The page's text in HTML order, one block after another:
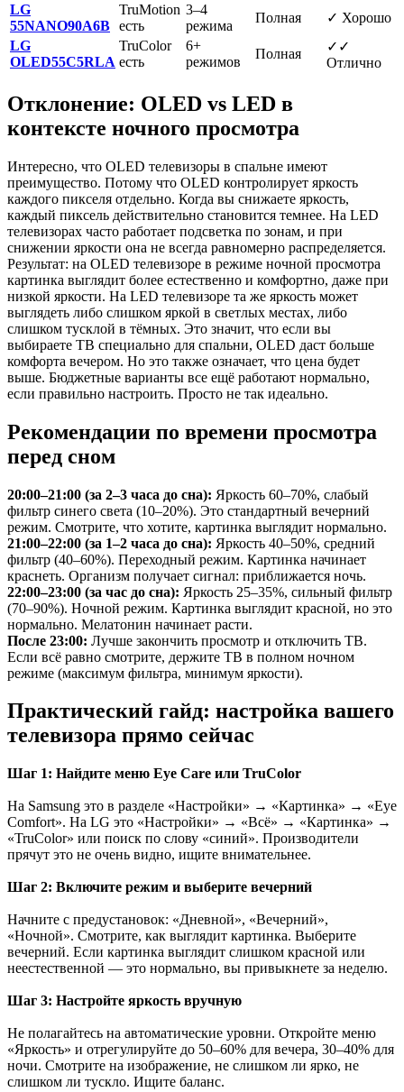
LG
55NANO90A6B
TruMotion
есть
3–4
режима
Полная
✓ Хорошо
LG
OLED55C5RLA
TruColor
есть
6+
режимов
Полная
✓✓
Отлично
Отклонение: OLED vs LED в
контексте ночного просмотра
Интересно, что OLED телевизоры в спальне имеют
преимущество. Потому что OLED контролирует яркость
каждого пикселя отдельно. Когда вы снижаете яркость,
каждый пиксель действительно становится темнее. На LED
телевизорах часто работает подсветка по зонам, и при
снижении яркости она не всегда равномерно распределяется.
Результат: на OLED телевизоре в режиме ночной просмотра
картинка выглядит более естественно и комфортно, даже при
низкой яркости. На LED телевизоре та же яркость может
выглядеть либо слишком яркой в светлых местах, либо
слишком тусклой в тёмных. Это значит, что если вы
выбираете ТВ специально для спальни, OLED даст больше
комфорта вечером. Но это также означает, что цена будет
выше. Бюджетные варианты все ещё работают нормально,
если правильно настроить. Просто не так идеально.
Рекомендации по времени просмотра
перед сном
20:00–21:00 (за 2–3 часа до сна): Яркость 60–70%, слабый
фильтр синего света (10–20%). Это стандартный вечерний
режим. Смотрите, что хотите, картинка выглядит нормально.
21:00–22:00 (за 1–2 часа до сна): Яркость 40–50%, средний
фильтр (40–60%). Переходный режим. Картинка начинает
краснеть. Организм получает сигнал: приближается ночь.
22:00–23:00 (за час до сна): Яркость 25–35%, сильный фильтр
(70–90%). Ночной режим. Картинка выглядит красной, но это
нормально. Мелатонин начинает расти.
После 23:00: Лучше закончить просмотр и отключить ТВ.
Если всё равно смотрите, держите ТВ в полном ночном
режиме (максимум фильтра, минимум яркости).
Практический гайд: настройка вашего
телевизора прямо сейчас
Шаг 1: Найдите меню Eye Care или TruColor
На Samsung это в разделе «Настройки» → «Картинка» → «Eye
Comfort». На LG это «Настройки» → «Всё» → «Картинка» →
«TruColor» или поиск по слову «синий». Производители
прячут это не очень видно, ищите внимательнее.
Шаг 2: Включите режим и выберите вечерний
Начните с предустановок: «Дневной», «Вечерний»,
«Ночной». Смотрите, как выглядит картинка. Выберите
вечерний. Если картинка выглядит слишком красной или
неестественной — это нормально, вы привыкнете за неделю.
Шаг 3: Настройте яркость вручную
Не полагайтесь на автоматические уровни. Откройте меню
«Яркость» и отрегулируйте до 50–60% для вечера, 30–40% для
ночи. Смотрите на изображение, не слишком ли ярко, не
слишком ли тускло. Ищите баланс.